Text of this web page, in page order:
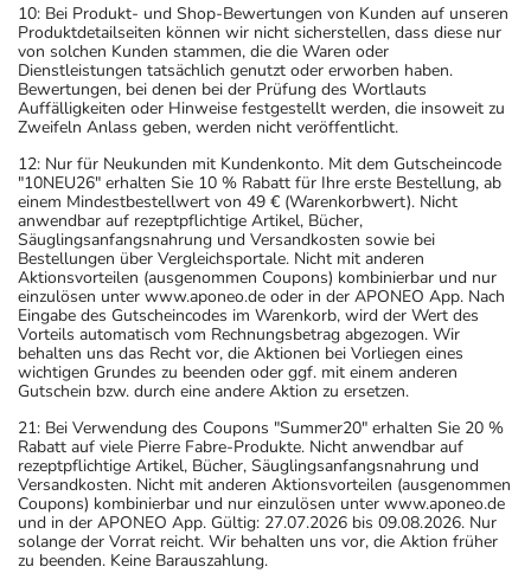
10: Bei Produkt- und Shop-Bewertungen von Kunden auf unseren
Produktdetailseiten können wir nicht sicherstellen, dass diese nur
von solchen Kunden stammen, die die Waren oder
Dienstleistungen tatsächlich genutzt oder erworben haben.
Bewertungen, bei denen bei der Prüfung des Wortlauts
Auffälligkeiten oder Hinweise festgestellt werden, die insoweit zu
Zweifeln Anlass geben, werden nicht veröffentlicht.
12: Nur für Neukunden mit Kundenkonto. Mit dem Gutscheincode
"10NEU26" erhalten Sie 10 % Rabatt für Ihre erste Bestellung, ab
einem Mindestbestellwert von 49 € (Warenkorbwert). Nicht
anwendbar auf rezeptpflichtige Artikel, Bücher,
Säuglingsanfangsnahrung und Versandkosten sowie bei
Bestellungen über Vergleichsportale. Nicht mit anderen
Aktionsvorteilen (ausgenommen Coupons) kombinierbar und nur
einzulösen unter www.aponeo.de oder in der APONEO App. Nach
Eingabe des Gutscheincodes im Warenkorb, wird der Wert des
Vorteils automatisch vom Rechnungsbetrag abgezogen. Wir
behalten uns das Recht vor, die Aktionen bei Vorliegen eines
wichtigen Grundes zu beenden oder ggf. mit einem anderen
Gutschein bzw. durch eine andere Aktion zu ersetzen.
21: Bei Verwendung des Coupons "Summer20" erhalten Sie 20 %
Rabatt auf viele Pierre Fabre-Produkte. Nicht anwendbar auf
rezeptpflichtige Artikel, Bücher, Säuglingsanfangsnahrung und
Versandkosten. Nicht mit anderen Aktionsvorteilen (ausgenommen
Coupons) kombinierbar und nur einzulösen unter www.aponeo.de
und in der APONEO App. Gültig: 27.07.2026 bis 09.08.2026. Nur
solange der Vorrat reicht. Wir behalten uns vor, die Aktion früher
zu beenden. Keine Barauszahlung.